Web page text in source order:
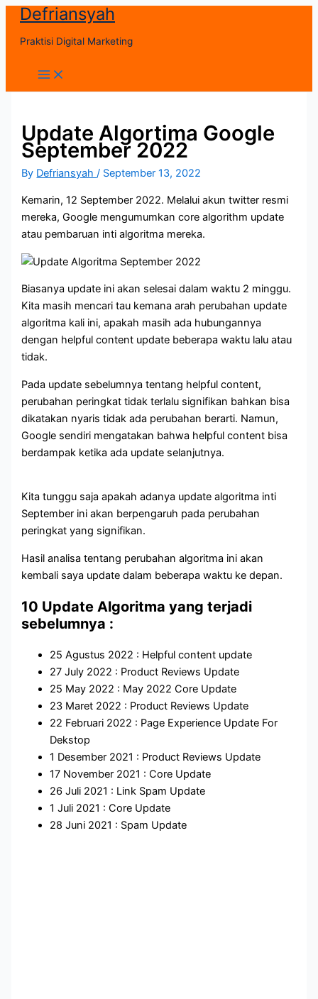
Skip
content
Defriansyah
Praktisi Digital Marketing
Main
Menu
Update Algortima Google
September 2022
By Defriansyah/ September 13, 2022
Kemarin, 12 September 2022. Melalui akun twitter resmi
mereka, Google mengumumkan core algorithm update
atau pembaruan inti algoritma mereka.
Biasanya update ini akan selesai dalam waktu 2 minggu.
Kita masih mencari tau kemana arah perubahan update
algoritma kali ini, apakah masih ada hubungannya
dengan helpful content update beberapa waktu lalu atau
tidak.
Pada update sebelumnya tentang helpful content,
perubahan peringkat tidak terlalu signifikan bahkan bisa
dikatakan nyaris tidak ada perubahan berarti. Namun,
Google sendiri mengatakan bahwa helpful content bisa
berdampak ketika ada update selanjutnya.
Kita tunggu saja apakah adanya update algoritma inti
September ini akan berpengaruh pada perubahan
peringkat yang signifikan.
Hasil analisa tentang perubahan algoritma ini akan
kembali saya update dalam beberapa waktu ke depan.
10 Update Algoritma yang terjadi
sebelumnya :
25 Agustus 2022 : Helpful content update
27 July 2022 : Product Reviews Update
25 May 2022 : May 2022 Core Update
23 Maret 2022 : Product Reviews Update
22 Februari 2022 : Page Experience Update For
Dekstop
1 Desember 2021 : Product Reviews Update
17 November 2021 : Core Update
26 Juli 2021 : Link Spam Update
1 Juli 2021 : Core Update
28 Juni 2021 : Spam Update